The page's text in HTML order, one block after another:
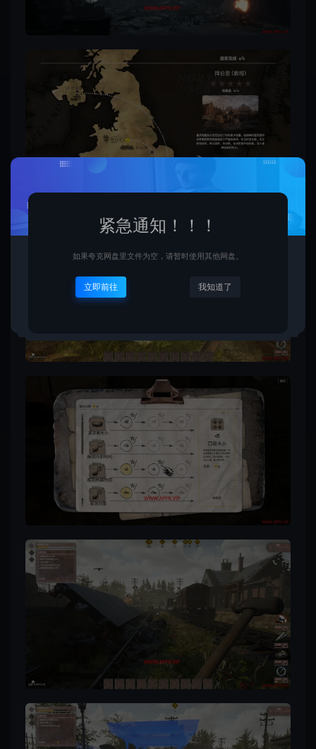
紧急通知！！！
如果夸克网盘里文件为空，请暂时使用其他网盘。
立即前往 我知道了